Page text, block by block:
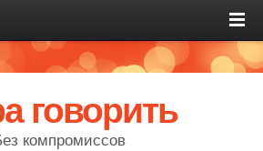
говорить
компромиссов